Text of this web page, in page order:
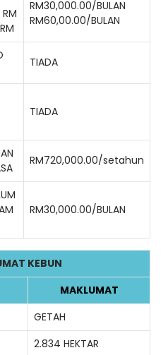
RM
RM30,000.00/BULAN
RM60,00.00/BULAN
TIADA
TIADA
RM720,000.00/setahun
RM30,000.00/BULAN
KEBUN
MAKLUMAT
GETAH
2.834 HEKTAR